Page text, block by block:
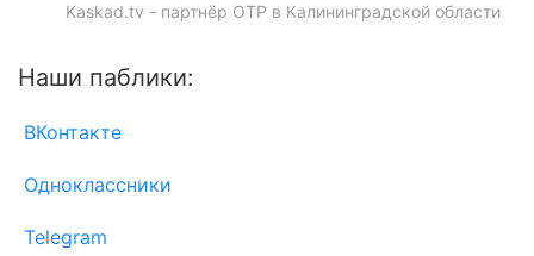
Kaskad.tv - партнёр ОТР в Калининградской области
Наши паблики:
ВКонтакте
Одноклассники
Telegram